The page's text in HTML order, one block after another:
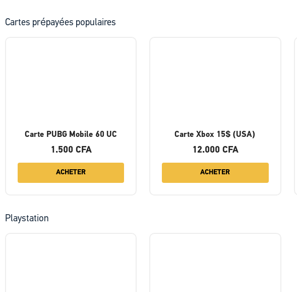
Cartes prépayées populaires
Carte PUBG Mobile 60 UC
1.500 CFA
ACHETER
Carte Xbox 15$ (USA)
12.000 CFA
ACHETER
Playstation